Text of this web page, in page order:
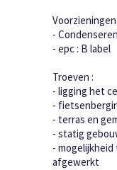
Voorzieningen
-
- epc : B label
Troeven :
- ligging het
-
- terras en
- statig
-
afgewerkt